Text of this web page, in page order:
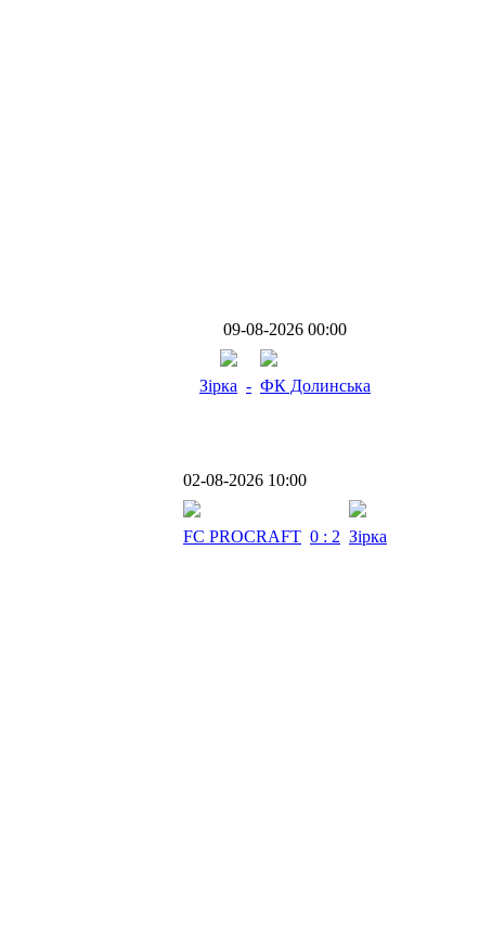
09-08-2026 00:00
Зірка - ФК Долинська
02-08-2026 10:00
FC PROCRAFT 0 : 2 Зірка